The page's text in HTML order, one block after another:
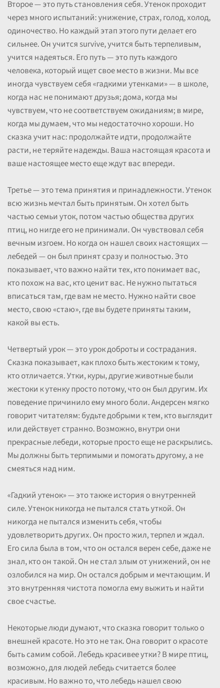
Второе — это путь становления себя. Утенок проходит
через много испытаний: унижение, страх, голод, холод,
одиночество. Но каждый этап этого пути делает его
сильнее. Он учится survive, учится быть терпеливым,
учится надеяться. Его путь — это путь каждого
человека, который ищет свое место в жизни. Мы все
иногда чувствуем себя «гадкими утенками» — в школе,
когда нас не понимают друзья; дома, когда мы
чувствуем, что не соответствуем ожиданиям; в мире,
когда мы думаем, что мы недостаточно хороши. Но
сказка учит нас: продолжайте идти, продолжайте
расти, не теряйте надежды. Ваша настоящая красота и
ваше настоящее место еще ждут вас впереди.
Третье — это тема принятия и принадлежности. Утенок
всю жизнь мечтал быть принятым. Он хотел быть
частью семьи уток, потом частью общества других
птиц, но нигде его не принимали. Он чувствовал себя
вечным изгоем. Но когда он нашел своих настоящих —
лебедей — он был принят сразу и полностью. Это
показывает, что важно найти тех, кто понимает вас,
кто похож на вас, кто ценит вас. Не нужно пытаться
вписаться там, где вам не место. Нужно найти свое
место, свою «стаю», где вы будете приняты таким,
какой вы есть.
Четвертый урок — это урок доброты и сострадания.
Сказка показывает, как плохо быть жестоким к тому,
кто отличается. Утки, куры, другие животные были
жестоки к утенку просто потому, что он был другим. Их
поведение причинило ему много боли. Андерсен мягко
говорит читателям: будьте добрыми к тем, кто выглядит
или действует странно. Возможно, внутри они
прекрасные лебеди, которые просто еще не раскрылись.
Мы должны быть терпимыми и помогать другому, а не
смеяться над ним.
«Гадкий утенок» — это также история о внутренней
силе. Утенок никогда не пытался стать уткой. Он
никогда не пытался изменить себя, чтобы
удовлетворить других. Он просто жил, терпел и ждал.
Его сила была в том, что он остался верен себе, даже не
знал, кто он такой. Он не стал злым от унижений, он не
озлобился на мир. Он остался добрым и мечтающим. И
это внутренняя чистота помогла ему выжить и найти
свое счастье.
Некоторые люди думают, что сказка говорит только о
внешней красоте. Но это не так. Она говорит о красоте
быть самим собой. Лебедь красивее утки? В мире птиц,
возможно, для людей лебедь считается более
красивым. Но важно то, что лебедь нашел свою